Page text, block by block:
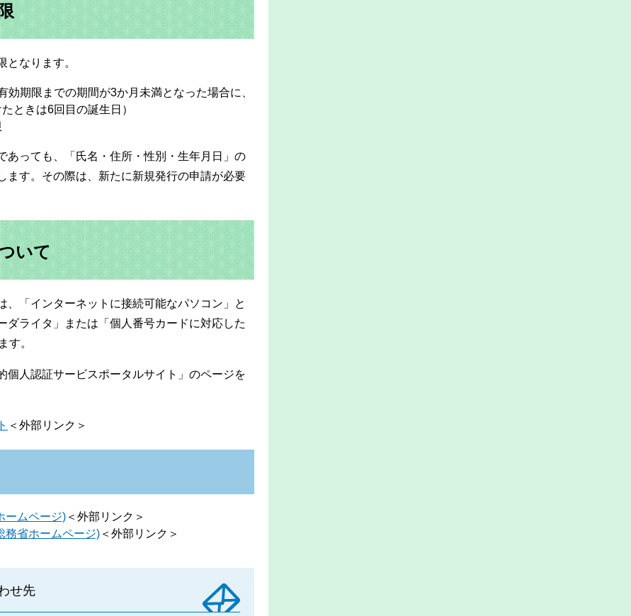
となります。
効期限までの期間が3か月未満となった場合に、
ときは6回目の誕生日）
っても、「氏名・住所・性別・生年月日」の
ます。その際は、新たに新規発行の申請が必要
いて
、「インターネットに接続可能なパソコン」と
ダライタ」または「個人番号カードに対応した
す。
個人認証サービスポータルサイト」のページを
＜外部リンク＞
ームページ) ＜外部リンク＞
務省ホームページ) ＜外部リンク＞
せ先